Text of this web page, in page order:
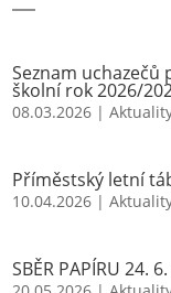
Seznam
školní rok 2026/
08.03.2026 |
Příměstský letní
10.04.2026 |
SBĚR PAPÍRU 24.